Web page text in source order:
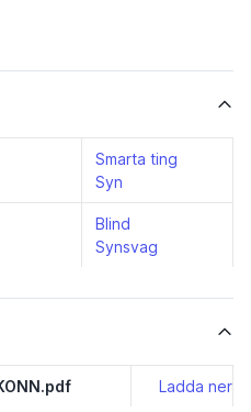
Smarta ting
Syn
Blind
Synsvag
Ladda ner